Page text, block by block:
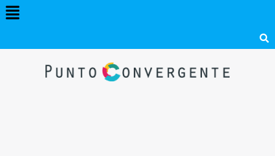
Menú